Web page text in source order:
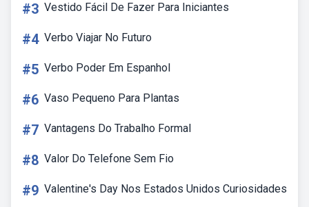
#3 Vestido Fácil De Fazer Para Iniciantes
#4 Verbo Viajar No Futuro
#5 Verbo Poder Em Espanhol
#6 Vaso Pequeno Para Plantas
#7 Vantagens Do Trabalho Formal
#8 Valor Do Telefone Sem Fio
#9 Valentine's Day Nos Estados Unidos Curiosidades